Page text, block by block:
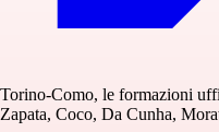
Torino-Como, le formazioni
Zapata, Coco, Da Cunha,